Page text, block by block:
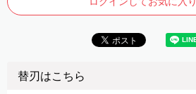
替刃はこちら